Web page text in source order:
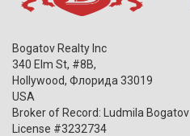
Bogatov Realty Inc
340 Elm St, #8B,
Hollywood, Флорида 33019
USA
Broker of Record: Ludmila Bogatov
License #3232734